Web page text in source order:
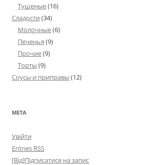
Тушеные(16)
Сладости (34)
Молочные(6)
Печенья (9)
Прочие(9)
Торты (9)
Соусы и приправы (12)
МЕТА
Увійти
Entries RSS
[Від]Підписатися на запис